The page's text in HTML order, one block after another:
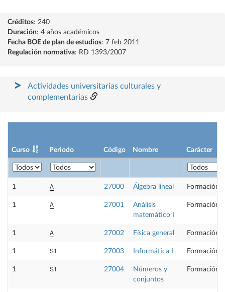
Créditos: 240
Duración: 4 años académicos
Fecha BOE de plan de estudios: 7 feb 2011
Regulación normativa: RD 1393/2007
Actividades universitarias culturales y
complementarias
Curso Periodo Código Nombre Carácter
1 A 27000 Álgebra lineal Formación
1 A 27001
Análisis
matemático I
Formación
1 A 27002 Física general Formación
1 S1 27003 Informática I Formación
1 S1 27004
Números y
conjuntos
Formación